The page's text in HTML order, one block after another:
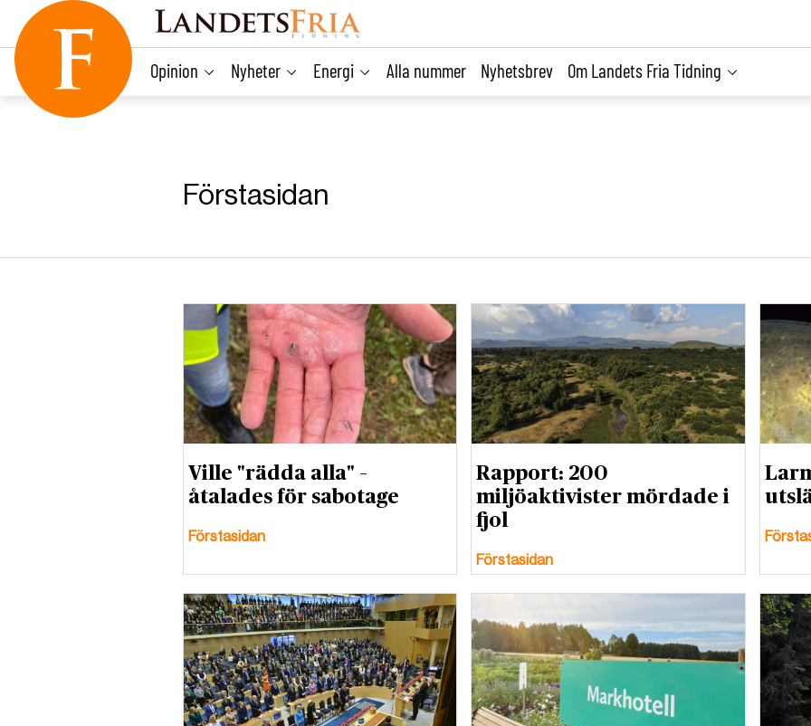
content
Opinion Nyheter Energi Alla nummer Nyhetsbrev Om Landets Fria Tidning
Förstasidan
Ville "rädda alla" –
åtalades för sabotage
Förstasidan
Rapport: 200
miljöaktivister mördade i
fjol
Förstasidan